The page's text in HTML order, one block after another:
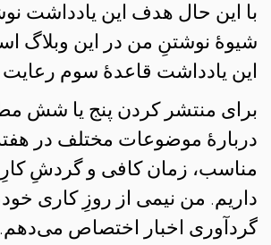
با این حال هدف این یادداشت
شیوهٔ نوشتنِ من در این وبلاگ
این یادداشت قاعدهٔ سوم
برای منتشر کردن پنج یا شش
دربارهٔ موضوعات مختلف در
مناسب، زمان کافی و گردشِ کارِ
داریم. من نیمی از روزِ کاری
گردآوری اخبار اختصاص